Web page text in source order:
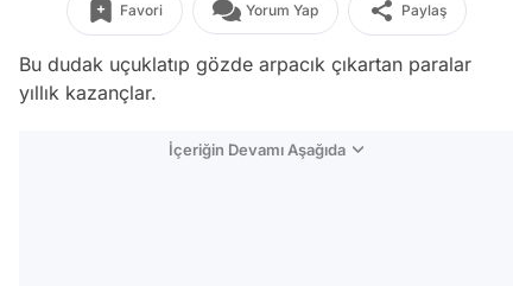
Favori Yorum Yap Paylaş
Bu dudak uçuklatıp gözde arpacık çıkartan paralar
yıllık kazançlar.
İçeriğin Devamı Aşağıda